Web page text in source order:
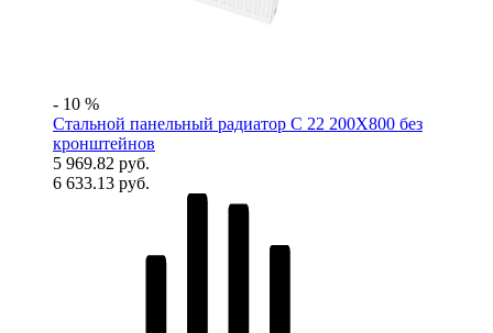
- 10 %
Стальной панельный радиатор C 22 200Х800 без
кронштейнов
5 969.82 руб.
6 633.13 руб.